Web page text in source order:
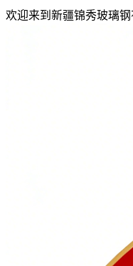
欢迎来到新疆锦秀玻璃